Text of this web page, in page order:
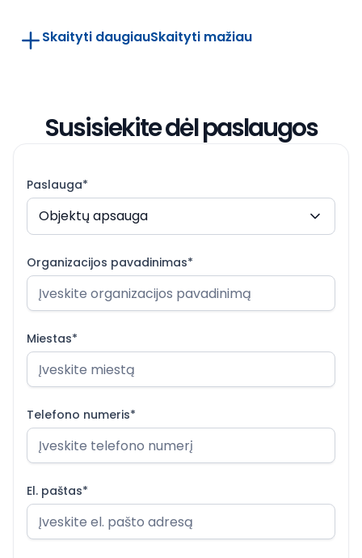
Skaityti daugiauSkaityti mažiau
Susisiekite dėl paslaugos
Paslauga*
Objektų apsauga
Organizacijos pavadinimas*
Miestas*
Telefono numeris*
El. paštas*